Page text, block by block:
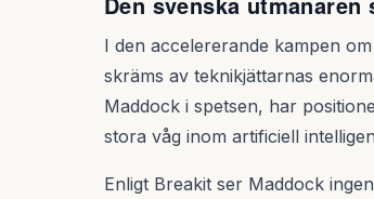
I den accelererande kampen
skräms av teknikjättarnas
Maddock i spetsen, har
stora våg inom artificiell
Enligt Breakit ser Maddock